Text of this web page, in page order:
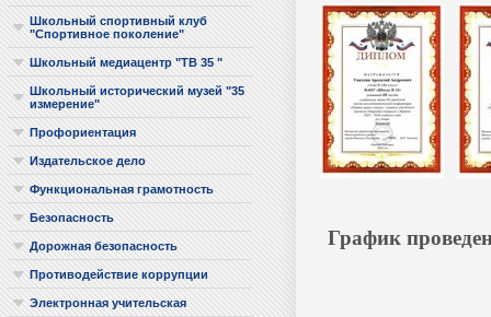
Школьный спортивный клуб
"Спортивное поколение"
Школьный медиацентр "ТВ 35 "
Школьный исторический музей "35
измерение"
Профориентация
Издательское дело
Функциональная грамотность
Безопасность
Дорожная безопасность
Противодействие коррупции
Электронная учительская
График